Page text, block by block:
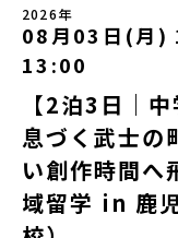
ら抽選の上、締め切り
ただいたメールアドレ
ます。当選者は、メー
以内に回答いただき、
ていただきます。当選
い場合は、当選を取り
あった場合は、繰り上
メールアドレスの変更
LINEよりご連絡をお願
知メールをお受け取り
「@miratabi.jp」から
「みんなでBBQディナ
たちと交流＜3日目＞（
ルドワーク」「3日間
「ランチ/お土産タイム
空港には15：00頃に
てプログラムを変更す
北海道平取町（びらと
日(月祝)※参加が確定
「参加者向け事前オン
加をお願いします。【
空港※12：00までに新
です。どんな困難な状
夢を追って挑戦し続け
の夢を抱いて熱中した
拓いてきた農業や漁業
はない風土が存在しま
ツが現在、「北海道の
へと繋がっています。
国内外の宇宙関連企業
整備が進められていま
よる日本初のロケット
のロケット発射場の適
2026年
08月03日(月)
13:00
【2泊3日｜
息づく武士の
い創作時間へ
域留学 in 鹿